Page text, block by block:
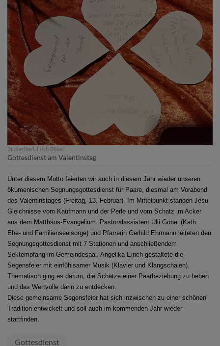
Bildrechte Ullrich Göbel
Gottesdienst am Valentinstag
Unter diesem Motto feierten wir auch in diesem Jahr wieder unseren
ökumenischen Segnungsgottesdienst für Paare, diesmal am Vorabend
des Valentinstages (Freitag, 13. Februar). Im Mittelpunkt standen Jesu
Gleichnisse vom Kaufmann und der Perle und vom Schatz im Acker
aus dem Matthäus-Evangelium. Pastoralassistent Ulli Göbel (Kath.
Ehe- und Familienseelsorge) und Pfarrerin Gerhild Ehrmann leiteten den
Segnungsgottesdienst mit 7 Stationen und anschließendem
Sektempfang im Gemeindesaal. Angelika Eirich gestaltete die
Segensfeier mit einfühlsamer Musik (Klavier und Klangschalen).
Thematisch ging es darum, die Schätze einer Paarbeziehung zu heben
und das Wertvolle darin zu entdecken.
Diese gemeinsame Segensfeier hat sich inzwischen zu einer schönen
Tradition entwickelt und soll auch im kommenden Jahr wieder
stattfinden.
Gottesdienst